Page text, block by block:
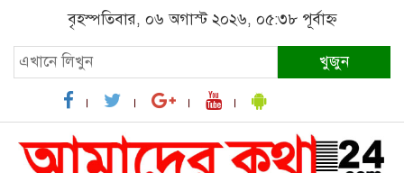
বৃহস্পতিবার, ০৬ অগাস্ট ২০২৬, ০৫:৩৮ পূর্বাহ্ন
খুজুন